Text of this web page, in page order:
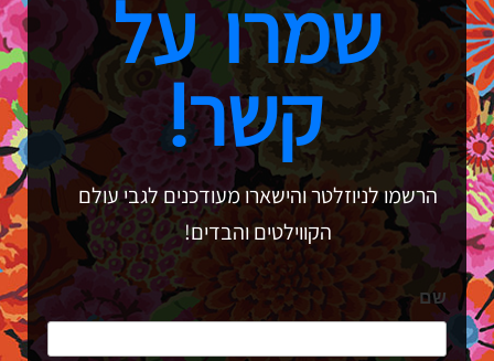
שמרו על
קשר!
הרשמו לניוזלטר והישארו מעודכנים לגבי עולם
הקווילטים והבדים!
שם